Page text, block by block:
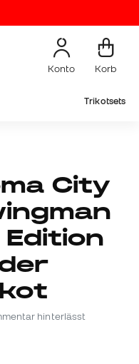
Konto Korb
Trikotsets
hinterlässt